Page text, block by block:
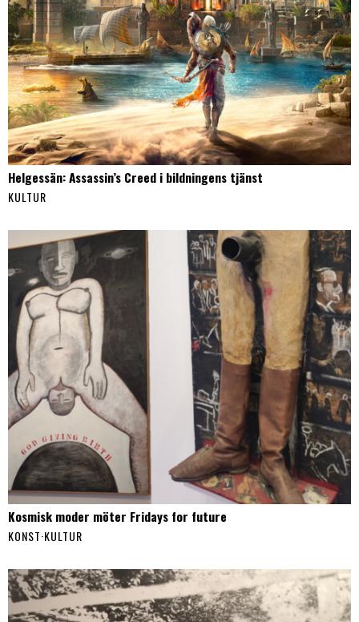
Helgessän: Assassin’s Creed i bildningens tjänst
KULTUR
Kosmisk moder möter Fridays for future
KONST·KULTUR